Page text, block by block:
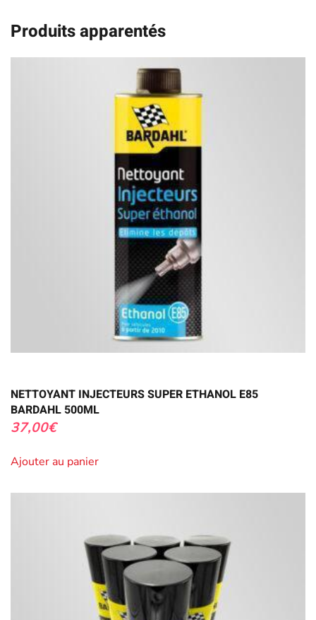
Produits apparentés
NETTOYANT INJECTEURS SUPER ETHANOL E85
BARDAHL 500ML
37,00€
Ajouter au panier